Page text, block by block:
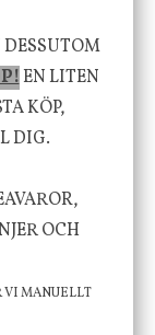
KÖP
EN LITEN
KÖP,
DIG.
OCH
VI MANUELLT